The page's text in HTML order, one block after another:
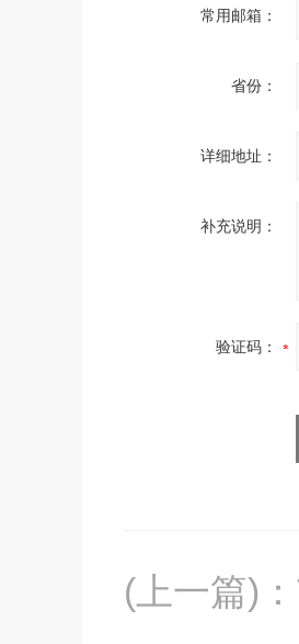
常用邮箱：
省份：
详细地址：
补充说明：
验证码：
(上一篇) ：